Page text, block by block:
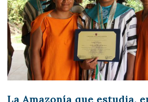
La Amazonía que estudia,